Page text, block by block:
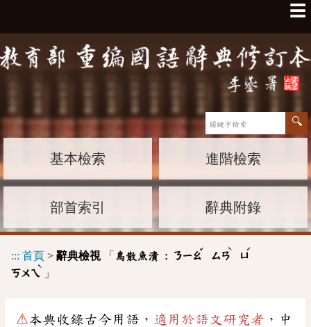
☰
基本檢索 進階檢索
部首索引 辭典附錄
::: 首頁 > 辭典檢視「 鳥散魚潰 : ㄋㄧㄠ
ˇ
ㄙㄢ
ˋ
ㄩ
ˊ
ㄎㄨㄟ
ˋ
」
⚠本典收錄古今用語， 適用於語文研究者 ，中